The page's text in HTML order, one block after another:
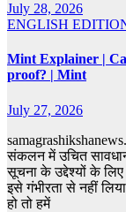
July 28, 2026
ENGLISH
Mint Explainer |
proof? | Mint
July 27, 2026
संकलन में उचित
सूचना के उद्देश्यों के
इसे गंभीरता से नहीं
हो तो हमें